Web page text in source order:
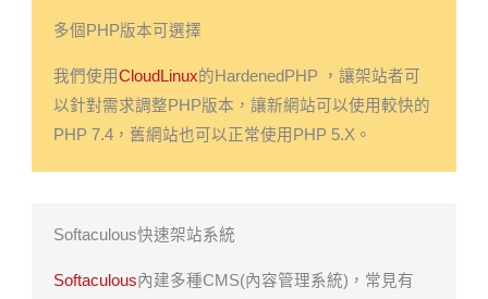
多個PHP版本可選擇
我們使用CloudLinux的HardenedPHP ，讓架站者可
以針對需求調整PHP版本，讓新網站可以使用較快的
PHP 7.4，舊網站也可以正常使用PHP 5.X。
Softaculous快速架站系統
Softaculous內建多種CMS(內容管理系統)，常見有